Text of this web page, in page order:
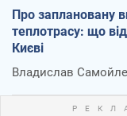
Про заплановану
теплотрасу: що
Києві
Владислав